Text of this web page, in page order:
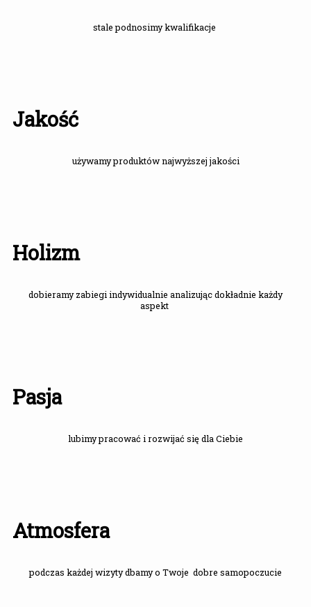
stale podnosimy kwalifikacje
Jakość
używamy produktów najwyższej jakości
Holizm
dobieramy zabiegi indywidualnie analizując dokładnie każdy
aspekt
Pasja
lubimy pracować i rozwijać się dla Ciebie
Atmosfera
podczas każdej wizyty dbamy o Twoje dobre samopoczucie